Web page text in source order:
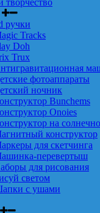
ручки
Tracks
Doh
Trux
фотоаппараты
ночник
Bunchems
Onoies
на
конструктор
для скетчинга
перевертыш
для рисования
светом
с ушами